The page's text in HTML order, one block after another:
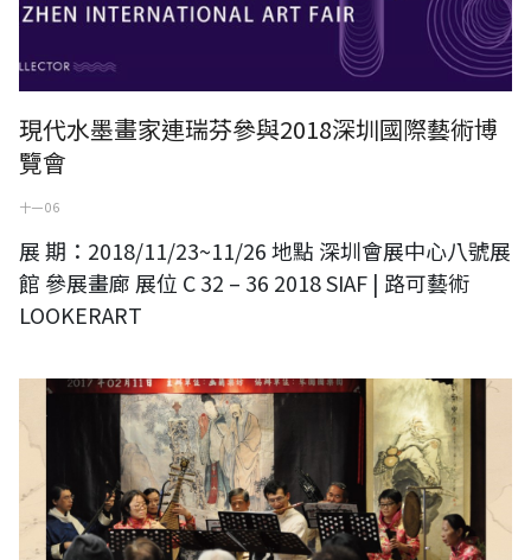
現代水墨畫家連瑞芬參與2018深圳國際藝術博
覽會
十一 06
展 期：2018/11/23~11/26 地點 深圳會展中心八號展
館 參展畫廊 展位 C 32 – 36 2018 SIAF | 路可藝術
LOOKERART
2018年崑曲年度展演「幽蘭雅韵」清唱音樂會